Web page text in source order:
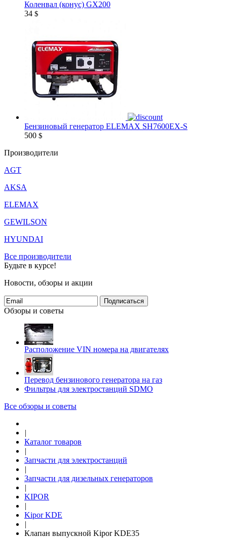
Коленвал (конус) GX200
34 $
Бензиновый генератор ELEMAX SH7600EX-S
500 $
Производители
AGT
AKSA
ELEMAX
GEWILSON
HYUNDAI
Все производители
Будьте в курсе!
Новости, обзоры и акции
Подписаться
Обзоры и советы
Расположение VIN номера на двигателях
Перевод бензинового генератора на газ
Фильтры для электростанций SDMO
Все обзоры и советы
|
Каталог товаров
|
Запчасти для электростанций
|
Запчасти для дизельных генераторов
|
KIPOR
|
Kipor KDE
|
Клапан выпускной Kipor KDE35